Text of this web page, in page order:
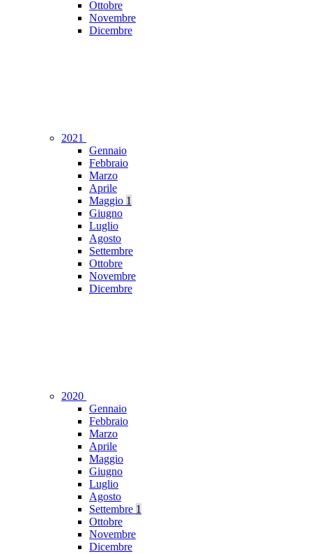
Ottobre
Novembre
Dicembre
2021
Gennaio
Febbraio
Marzo
Aprile
Maggio 1
Giugno
Luglio
Agosto
Settembre
Ottobre
Novembre
Dicembre
2020
Gennaio
Febbraio
Marzo
Aprile
Maggio
Giugno
Luglio
Agosto
Settembre 1
Ottobre
Novembre
Dicembre